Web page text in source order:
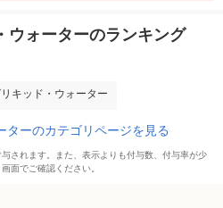
ウォーターのランキング
キッド・ウォーター
ターのカテゴリページを見る
されます。また、表示よりも付与数、付与率が少
面でご確認ください。